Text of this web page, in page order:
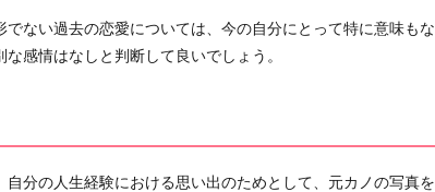
ない過去の恋愛については、今の自分にとって特に意味もな
感情はなしと判断して良いでしょう。
分の人生経験における思い出のためとして、元カノの写真を